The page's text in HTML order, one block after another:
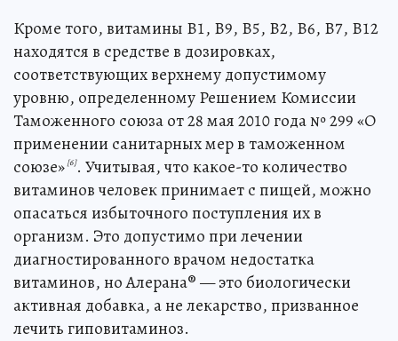
Кроме того, витамины В1, В9, В5, В2, В6, В7, В12
находятся в средстве в дозировках,
соответствующих верхнему допустимому
уровню, определенному Решением Комиссии
Таможенного союза от 28 мая 2010 года № 299 «О
применении санитарных мер в таможенном
союзе» [6]. Учитывая, что какое-то количество
витаминов человек принимает с пищей, можно
опасаться избыточного поступления их в
организм. Это допустимо при лечении
диагностированного врачом недостатка
витаминов, но Алерана® — это биологически
активная добавка, а не лекарство, призванное
лечить гиповитаминоз.